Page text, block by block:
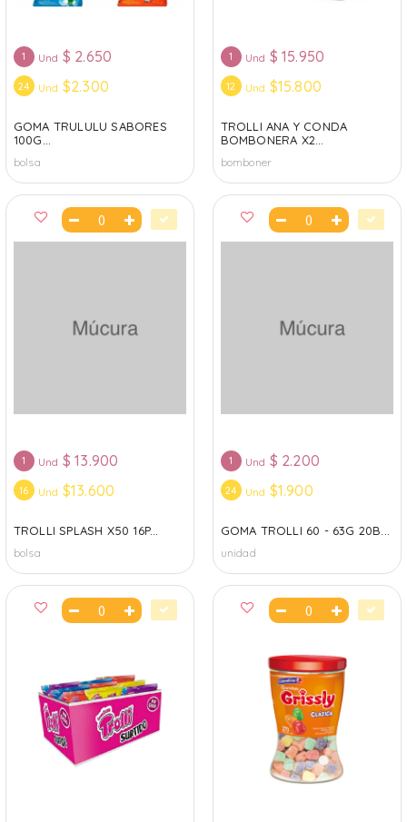
1 Und $ 2.650
24 Und $2.300
GOMA TRULULU SABORES
100G...
bolsa
1 Und $ 15.950
12 Und $15.800
TROLLI ANA Y CONDA
BOMBONERA X2...
bomboner
1 Und $ 13.900
16 Und $13.600
TROLLI SPLASH X50 16P...
bolsa
1 Und $ 2.200
24 Und $1.900
GOMA TROLLI 60 - 63G 20B...
unidad